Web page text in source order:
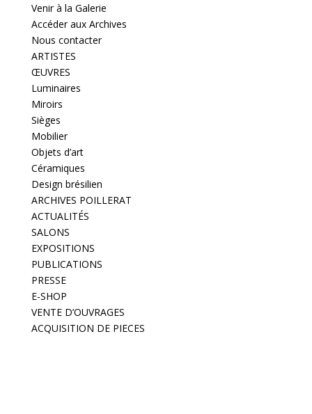
Venir à la Galerie
Accéder aux Archives
Nous contacter
ARTISTES
ŒUVRES
Luminaires
Miroirs
Sièges
Mobilier
Objets d’art
Céramiques
Design brésilien
ARCHIVES POILLERAT
ACTUALITÉS
SALONS
EXPOSITIONS
PUBLICATIONS
PRESSE
E-SHOP
VENTE D’OUVRAGES
ACQUISITION DE PIECES